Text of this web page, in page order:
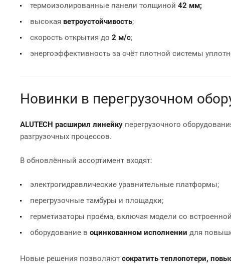
термоизолированные панели толщиной 42 мм;
высокая ветроустойчивость;
скорость открытия до 2 м/с;
энергоэффективность за счёт плотной системы
Новинки в перегрузочном
ALUTECH расширил линейку перегрузочного
разгрузочных процессов.
В обновлённый ассортимент входят:
электрогидравлические уравнительные платформы;
перегрузочные тамбуры и площадки;
герметизаторы проёма, включая модели со встроенной
оборудование в оцинкованном исполнении для
Новые решения позволяют сократить теплопотери,